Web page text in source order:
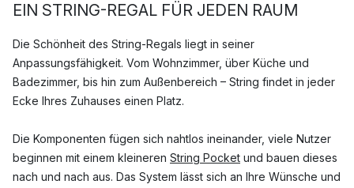
EIN STRING-REGAL FÜR JEDEN RAUM
Die Schönheit des String-Regals liegt in seiner
Anpassungsfähigkeit. Vom Wohnzimmer, über Küche und
Badezimmer, bis hin zum Außenbereich – String findet in jeder
Ecke Ihres Zuhauses einen Platz.
Die Komponenten fügen sich nahtlos ineinander, viele Nutzer
beginnen mit einem kleineren String Pocket und bauen dieses
nach und nach aus. Das System lässt sich an Ihre Wünsche und